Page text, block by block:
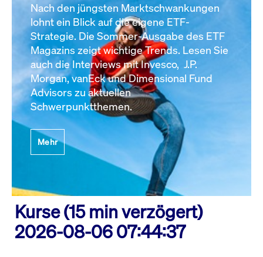
Nach den jüngsten Marktschwankungen
lohnt ein Blick auf die eigene ETF-
Strategie. Die Sommer-Ausgabe des ETF
Magazins zeigt wichtige Trends. Lesen Sie
auch die Interviews mit Invesco, J.P.
Morgan, vanEck und Dimensional Fund
Advisors zu aktuellen
Schwerpunktthemen.
Mehr
Kurse (15 min verzögert)
2026-08-06 07:44:37